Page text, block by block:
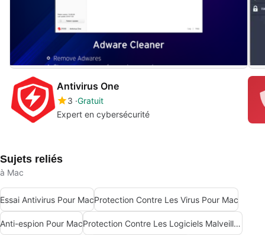
Antivirus One
3 Gratuit
Expert en cybersécurité
Sujets reliés
à Mac
Essai Antivirus Pour MacProtection Contre Les Virus Pour Mac
Anti-espion Pour Mac Protection Contre Les Logiciels Malveillants Pour Mac